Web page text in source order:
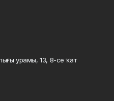
урамы, 13, 8-се ҡат